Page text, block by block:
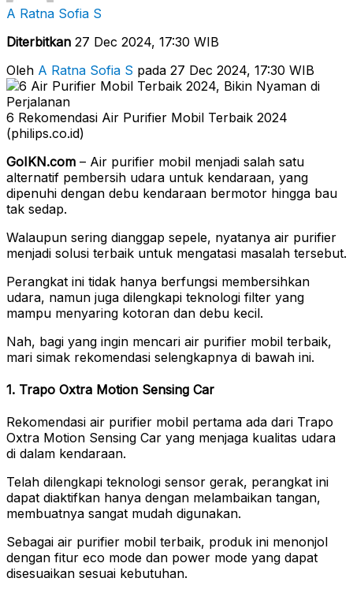
A Ratna Sofia S
Diterbitkan 27 Dec 2024, 17:30 WIB
Oleh A Ratna Sofia S pada 27 Dec 2024, 17:30 WIB
6 Rekomendasi Air Purifier Mobil Terbaik 2024
(philips.co.id)
GoIKN.com – Air purifier mobil menjadi salah satu
alternatif pembersih udara untuk kendaraan, yang
dipenuhi dengan debu kendaraan bermotor hingga bau
tak sedap.
Walaupun sering dianggap sepele, nyatanya air purifier
menjadi solusi terbaik untuk mengatasi masalah tersebut.
Perangkat ini tidak hanya berfungsi membersihkan
udara, namun juga dilengkapi teknologi filter yang
mampu menyaring kotoran dan debu kecil.
Nah, bagi yang ingin mencari air purifier mobil terbaik,
mari simak rekomendasi selengkapnya di bawah ini.
1. Trapo Oxtra Motion Sensing Car
Rekomendasi air purifier mobil pertama ada dari Trapo
Oxtra Motion Sensing Car yang menjaga kualitas udara
di dalam kendaraan.
Telah dilengkapi teknologi sensor gerak, perangkat ini
dapat diaktifkan hanya dengan melambaikan tangan,
membuatnya sangat mudah digunakan.
Sebagai air purifier mobil terbaik, produk ini menonjol
dengan fitur eco mode dan power mode yang dapat
disesuaikan sesuai kebutuhan.